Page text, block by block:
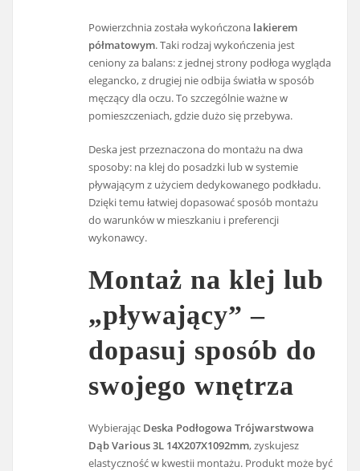
Powierzchnia została wykończona lakierem
półmatowym. Taki rodzaj wykończenia jest
ceniony za balans: z jednej strony podłoga wygląda
elegancko, z drugiej nie odbija światła w sposób
męczący dla oczu. To szczególnie ważne w
pomieszczeniach, gdzie dużo się przebywa.
Deska jest przeznaczona do montażu na dwa
sposoby: na klej do posadzki lub w systemie
pływającym z użyciem dedykowanego podkładu.
Dzięki temu łatwiej dopasować sposób montażu
do warunków w mieszkaniu i preferencji
wykonawcy.
Montaż na klej lub
„pływający” –
dopasuj sposób do
swojego wnętrza
Wybierając Deska Podłogowa Trójwarstwowa
Dąb Various 3L 14X207X1092mm, zyskujesz
elastyczność w kwestii montażu. Produkt może być